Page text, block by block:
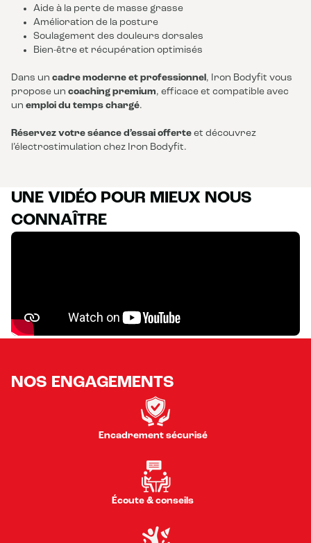
Aide à la perte de masse grasse
Amélioration de la posture
Soulagement des douleurs dorsales
Bien-être et récupération optimisés
Dans un cadre moderne et professionnel , Iron Bodyfit vous
propose un coaching premium, efficace et compatible avec
un emploi du temps chargé.
Réservez votre séance d’essai offerte et découvrez
l’électrostimulation chez Iron Bodyfit.
UNE VIDÉO POUR MIEUX NOUS
CONNAÎTRE
NOS ENGAGEMENTS
Encadrement sécurisé
Écoute & conseils